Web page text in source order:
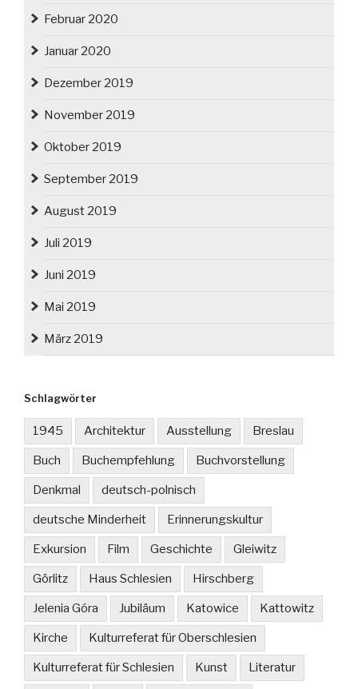
Februar 2020
Januar 2020
Dezember 2019
November 2019
Oktober 2019
September 2019
August 2019
Juli 2019
Juni 2019
Mai 2019
März 2019
Schlagwörter
1945 Architektur Ausstellung Breslau
Buch Buchempfehlung Buchvorstellung
Denkmal deutsch-polnisch
deutsche Minderheit Erinnerungskultur
Exkursion Film Geschichte Gleiwitz
Görlitz Haus Schlesien Hirschberg
Jelenia Góra Jubiläum Katowice Kattowitz
Kirche Kulturreferat für Oberschlesien
Kulturreferat für Schlesien Kunst Literatur